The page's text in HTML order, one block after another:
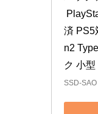
済 PS5
n2
ク 小
SSD-SAO